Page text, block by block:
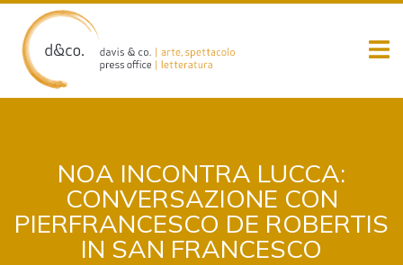
content
NOA INCONTRA LUCCA:
CONVERSAZIONE CON
PIERFRANCESCO DE ROBERTIS
IN SAN FRANCESCO